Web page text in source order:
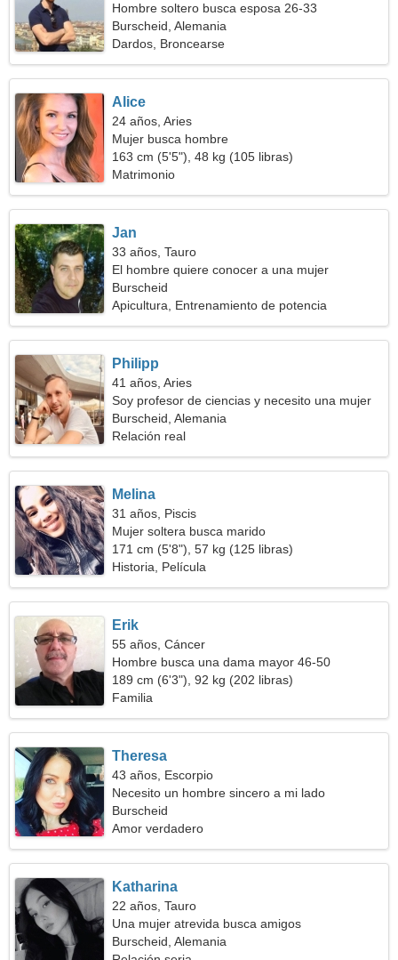
Hombre soltero busca esposa 26-33
Burscheid, Alemania
Dardos, Broncearse
Alice
24 años, Aries
Mujer busca hombre
163 cm (5'5"), 48 kg (105 libras)
Matrimonio
Jan
33 años, Tauro
El hombre quiere conocer a una mujer
Burscheid
Apicultura, Entrenamiento de potencia
Philipp
41 años, Aries
Soy profesor de ciencias y necesito una mujer
hermosa
Burscheid, Alemania
Relación real
Melina
31 años, Piscis
Mujer soltera busca marido
171 cm (5'8"), 57 kg (125 libras)
Historia, Película
Erik
55 años, Cáncer
Hombre busca una dama mayor 46-50
189 cm (6'3"), 92 kg (202 libras)
Familia
Theresa
43 años, Escorpio
Necesito un hombre sincero a mi lado
Burscheid
Amor verdadero
Katharina
22 años, Tauro
Una mujer atrevida busca amigos
Burscheid, Alemania